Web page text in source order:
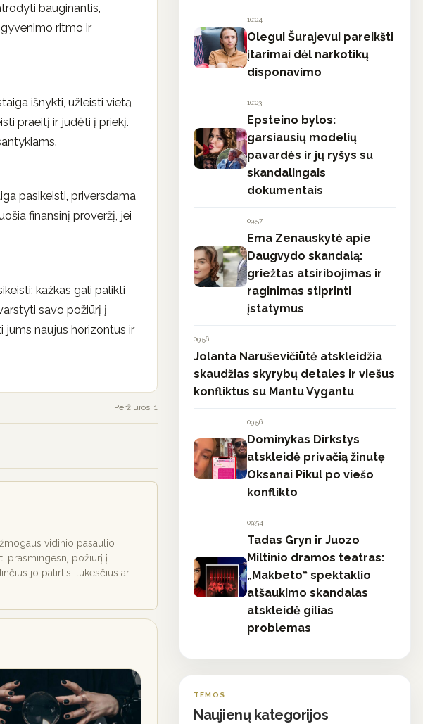
bauginantis,
ritmo ir
išnykti, užleisti vietą
praeitį ir judėti į priekį.
pasikeisti, priversdama
finansinį proveržį, jei
kažkas gali palikti
savo požiūrį į
jums naujus horizontus ir
Peržiūros: 1
vidinio pasaulio
prasmingesnį požiūrį į
jo patirtis, lūkesčius ar
10:04
Olegui Šurajevui pareikšti
įtarimai dėl narkotikų
disponavimo
10:03
Epsteino bylos:
garsiausių modelių
pavardės ir jų ryšys su
skandalingais
dokumentais
09:57
Ema Zenauskytė apie
Daugvydo skandalą:
griežtas atsiribojimas ir
raginimas stiprinti
įstatymus
09:56
Jolanta Naruševičiūtė atskleidžia
skaudžias skyrybų detales ir viešus
konfliktus su Mantu Vygantu
09:56
Dominykas Dirkstys
atskleidė privačią žinutę
Oksanai Pikul po viešo
konflikto
09:54
Tadas Gryn ir Juozo
Miltinio dramos teatras:
„Makbeto“ spektaklio
atšaukimo skandalas
atskleidė gilias
problemas
TEMOS
Naujienų kategorijos